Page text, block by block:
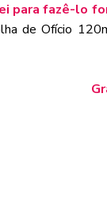
para fazê-lo
de Ofício